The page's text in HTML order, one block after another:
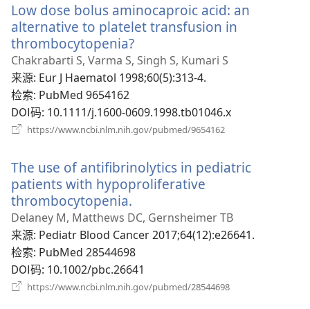
窗
口）
Low dose bolus aminocaproic acid: an
alternative to platelet transfusion in
thrombocytopenia?
开
新
口）
Chakrabarti S, Varma S, Singh S, Kumari S
来源‎: Eur J Haematol 1998;60(5):313-4.
检索‎: PubMed 9654162
DOI码‎: 10.1111/j.1600-0609.1998.tb01046.x
https://www.ncbi.nlm.nih.gov/pubmed/9654162
窗
The use of antifibrinolytics in pediatric
patients with hypoproliferative
thrombocytopenia.
开
新
窗
口）
Delaney M, Matthews DC, Gernsheimer TB
来源‎: Pediatr Blood Cancer 2017;64(12):e26641.
检索‎: PubMed 28544698
DOI码‎: 10.1002/pbc.26641
https://www.ncbi.nlm.nih.gov/pubmed/28544698